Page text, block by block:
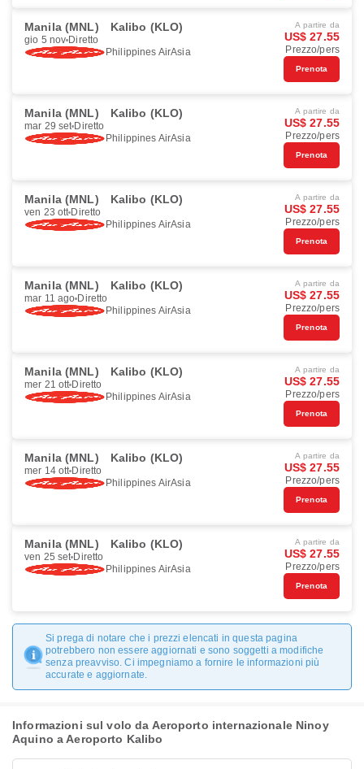
Manila (MNL) Kalibo (KLO)
gio 5 nov Diretto
Philippines AirAsia
A partire da
US$ 27.55
Prezzo/pers
Prenota
Manila (MNL) Kalibo (KLO)
mar 29 set Diretto
Philippines AirAsia
A partire da
US$ 27.55
Prezzo/pers
Prenota
Manila (MNL) Kalibo (KLO)
ven 23 ott Diretto
Philippines AirAsia
A partire da
US$ 27.55
Prezzo/pers
Prenota
Manila (MNL) Kalibo (KLO)
mar 11 ago Diretto
Philippines AirAsia
A partire da
US$ 27.55
Prezzo/pers
Prenota
Manila (MNL) Kalibo (KLO)
mer 21 ott Diretto
Philippines AirAsia
A partire da
US$ 27.55
Prezzo/pers
Prenota
Manila (MNL) Kalibo (KLO)
mer 14 ott Diretto
Philippines AirAsia
A partire da
US$ 27.55
Prezzo/pers
Prenota
Manila (MNL) Kalibo (KLO)
ven 25 set Diretto
Philippines AirAsia
A partire da
US$ 27.55
Prezzo/pers
Prenota
Si prega di notare che i prezzi elencati in questa pagina
potrebbero non essere aggiornati e sono soggetti a modifiche
senza preavviso. Ci impegniamo a fornire le informazioni più
accurate e aggiornate.
Informazioni sul volo da Aeroporto internazionale Ninoy
Aquino a Aeroporto Kalibo